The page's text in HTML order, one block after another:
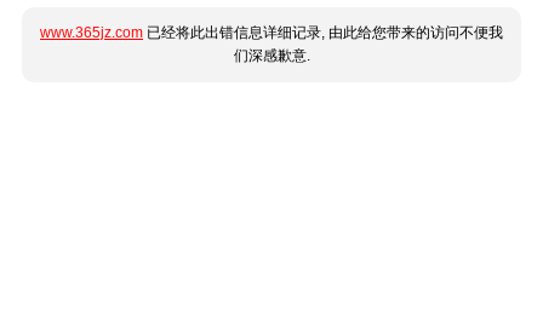
www.365jz.com 已经将此出错信息详细记录, 由此给您带来的访问不便我
们深感歉意.